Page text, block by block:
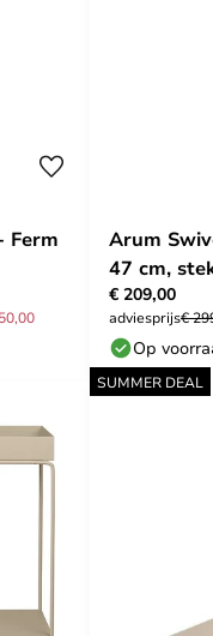
Ferm
Arum
47 cm,
€ 209,00
adviesprijs€
Op
SUMMER DEAL